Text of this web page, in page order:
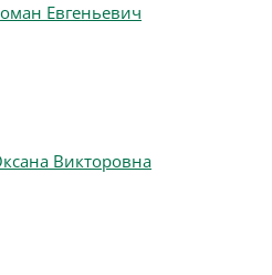
Евгеньевич
Викторовна